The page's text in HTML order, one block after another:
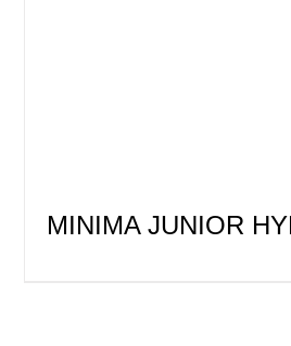
MINIMA JUNIOR